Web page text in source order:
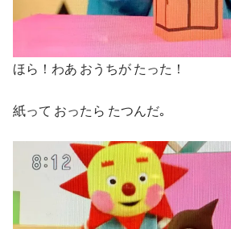
ほら！わあ おうちが たった！
紙って おったら たつんだ｡